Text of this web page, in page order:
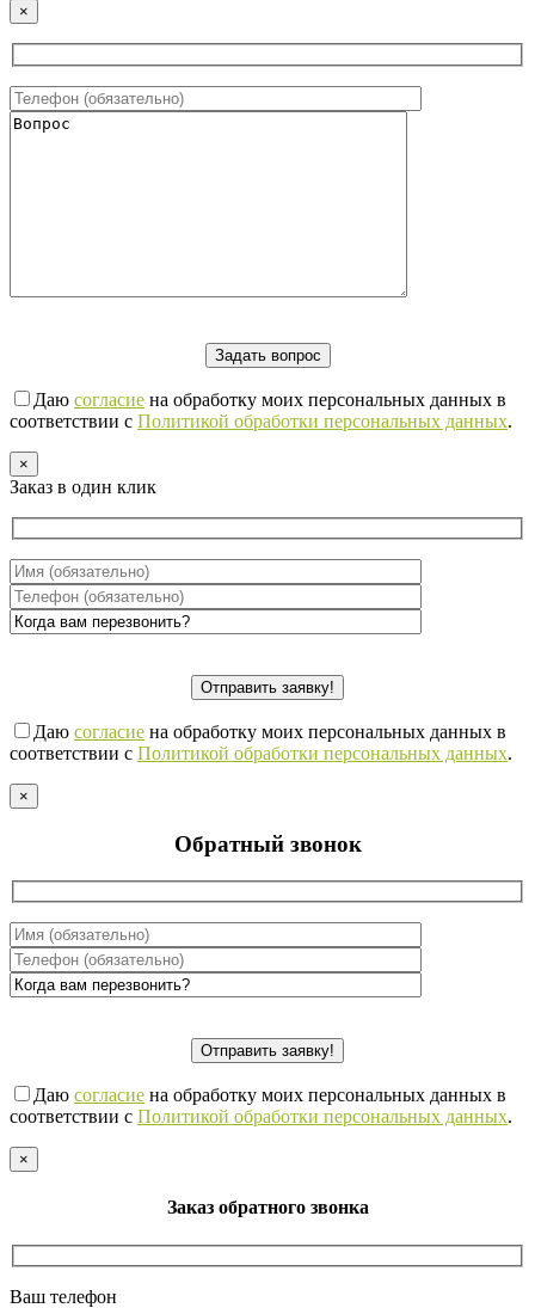
×
Даю согласие на обработку моих персональных данных в
соответствии с Политикой обработки персональных данных.
×
Заказ в один клик
Даю согласие на обработку моих персональных данных в
соответствии с Политикой обработки персональных данных.
×
Обратный звонок
Даю согласие на обработку моих персональных данных в
соответствии с Политикой обработки персональных данных.
×
Заказ обратного звонка
Ваш телефон